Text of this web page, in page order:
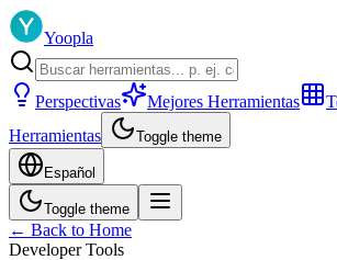
Yoopla
Perspectivas Mejores Herramientas
Herramientas
Toggle theme
Español
Toggle theme
← Back to Home
Developer Tools